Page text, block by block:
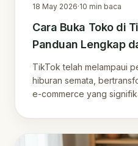
18 May 2026·10 min baca
Cara Buka Toko di
Panduan Lengkap
Membangun
TikTok telah melampaui
hiburan semata,
e-commerce yang